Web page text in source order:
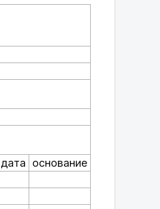
дата
основание